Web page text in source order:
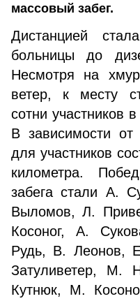
массовый забег.
Дистанцией
больницы до
Несмотря на
ветер, к месту
сотни участников
В зависимости от
для участников
километра.
забега стали А.
Выломов, Л.
Косоног, А.
Рудь, В. Леонов,
Затуливетер, М.
Кутнюк, М.